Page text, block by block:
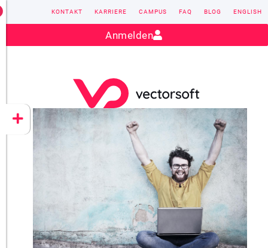
CONZEPT 16
YEET
Kontakt:sales@vectorsoft.de
KONTAKT KARRIERE CAMPUS FAQ BLOG ENGLISH
Anmelden